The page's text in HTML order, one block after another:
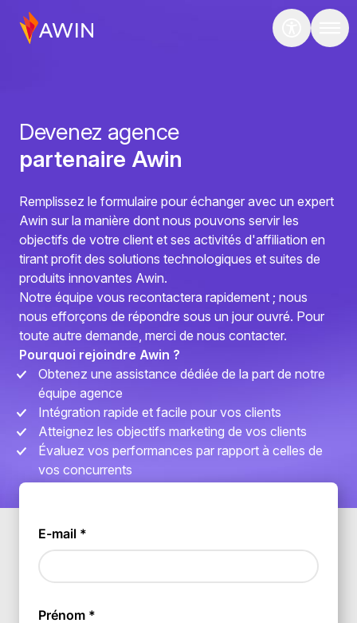
Devenez agence
partenaire Awin
Remplissez le formulaire pour échanger avec un expert
Awin sur la manière dont nous pouvons servir les
objectifs de votre client et ses activités d'affiliation en
tirant profit des solutions technologiques et suites de
produits innovantes Awin.
Notre équipe vous recontactera rapidement ; nous
nous efforçons de répondre sous un jour ouvré. Pour
toute autre demande, merci de nous contacter.
Pourquoi rejoindre Awin ?
Obtenez une assistance dédiée de la part de notre
équipe agence
Intégration rapide et facile pour vos clients
Atteignez les objectifs marketing de vos clients
Évaluez vos performances par rapport à celles de
vos concurrents